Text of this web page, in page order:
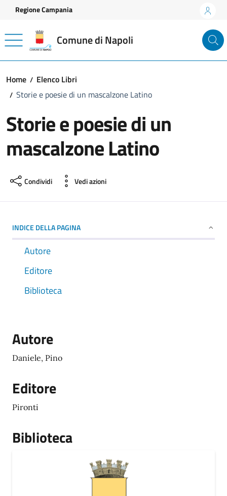
Vai ai contenuti
Vai al footer
Regione Campania
Comune di Napoli
Home
Elenco Libri
Storie e poesie di un mascalzone Latino
Storie e poesie di un
mascalzone Latino
Condividi Vedi azioni
INDICE DELLA PAGINA
Autore
Editore
Biblioteca
Autore
Daniele, Pino
Editore
Pironti
Biblioteca